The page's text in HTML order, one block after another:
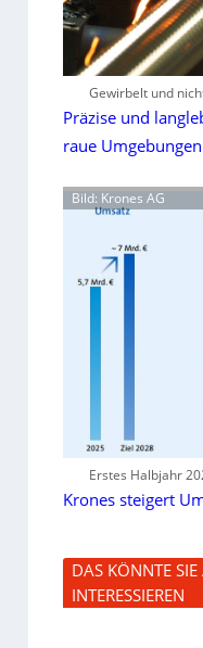
Gewirbelt und
Präzise und
raue Umgebungen
Bild: Krones AG
Erstes Halbjahr
Krones steigert
DAS KÖNNTE
INTERESSIEREN